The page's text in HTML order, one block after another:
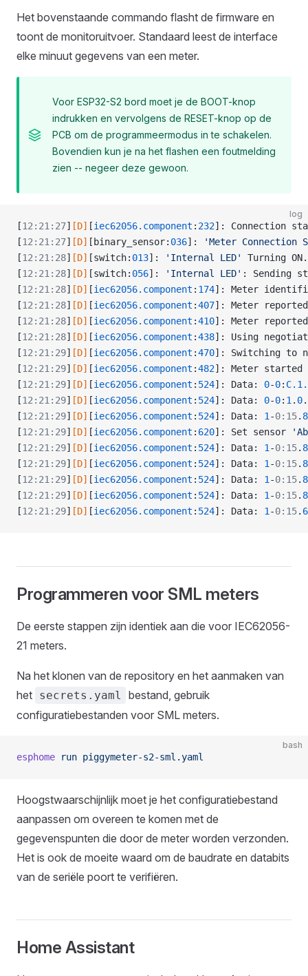
Het bovenstaande commando flasht de firmware en
toont de monitoruitvoer. Standaard leest de interface
elke minuut gegevens van een meter.
Voor ESP32-S2 bord moet je de BOOT-knop
indrukken en vervolgens de RESET-knop op de
PCB om de programmeermodus in te schakelen.
Bovendien kun je na het flashen een foutmelding
zien -- negeer deze gewoon.
log
[12:21:27] [D] [iec62056.component : 232]: Connection
[12:21:27] [D] [binary_sensor: 036]:
'Meter Connection
[12:21:28] [D] [switch: 013]: 'Internal LED'
Turning ON.
[12:21:28] [D] [switch: 056]: 'Internal LED' : Sending
[12:21:28] [D] [iec62056.component : 174]: Meter
[12:21:28] [D] [iec62056.component :407]: Meter
[12:21:28] [D] [iec62056.component :410]: Meter
[12:21:28] [D] [iec62056.component :438]: Using
[12:21:29] [D] [iec62056.component :470]: Switching to
[12:21:29] [D] [iec62056.component :482]: Meter started
[12:21:29] [D] [iec62056.component : 524]: Data: 0-0:
[12:21:29] [D] [iec62056.component : 524]: Data: 0-0: 1. 0.
[12:21:29] [D] [iec62056.component : 524]: Data: 1-0:15. 8
[12:21:29] [D] [iec62056.component : 620]: Set sensor
[12:21:29] [D] [iec62056.component : 524]: Data: 1-0:15. 8
[12:21:29] [D] [iec62056.component : 524]: Data: 1-0:15. 8
[12:21:29] [D] [iec62056.component : 524]: Data: 1-0:15. 8
[12:21:29] [D] [iec62056.component : 524]: Data: 1-0:15. 8
[12:21:29] [D] [iec62056.component : 524]: Data: 1-0:15. 6
Programmeren voor SML meters
De eerste stappen zijn identiek aan die voor IEC62056-
21 meters.
Na het klonen van de repository en het aanmaken van
het secrets.yaml
bestand, gebruik
configuratiebestanden voor SML meters.
bash
esphome run piggymeter-s2-sml.yaml
Hoogstwaarschijnlijk moet je het configuratiebestand
aanpassen om overeen te komen met de
gegevenspunten die door de meter worden verzonden.
Het is ook de moeite waard om de baudrate en databits
van de seriële poort te verifiëren.
Home Assistant